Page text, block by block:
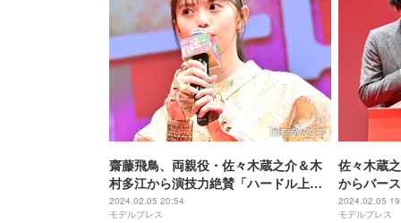
齋藤飛鳥、両親役・佐々木蔵之介＆木
村多江から演技力絶賛「ハードル上げ
すぎ」思わず恐縮＜映画 マイホームヒ
ーロー＞
2024.02.05 20:54
モデルプレス
佐々木蔵
からバー
てよかっ
れ＜映画
2024.02.05
モデルプレス